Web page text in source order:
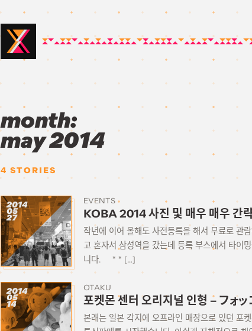
month:
may 2014
4 STORIES
2014
05
27
EVENTS
KOBA 2014 사진 및 매우 매우 간
작년에 이어 올해도 사전등록을 해서 무료로 관
고 혼자서 삼성역을 갔는데 등록 부스에서 타이
니다. * * […]
2014
05
14
OTAKU
포켓몬 센터 오리지널 인형 – フォ
본래는 일본 각지에 오프라인 매장으로 있던 포